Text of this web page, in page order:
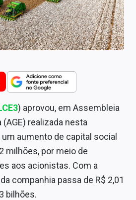
) aprovou, em Assembleia
(AGE) realizada nesta
aumento de capital social
milhões, por meio de
aos acionistas. Com a
companhia passa de R$ 2,01
bilhões.